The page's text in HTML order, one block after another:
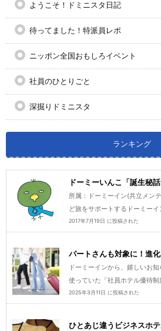
ようこそ！ドミニスタ日記
待ってました！特派員レポ
ニッポン全国おもしろイベント
社員のひとりごと
深掘りドミニスタ
ランキング
ドーミーいんこ「誕生秘
所属：ドーミーイン(共立メン
ど旅をサポートするドーミー
2017年7月19日 に投稿された
パートさんも対象に！進
ドーミーインから、嬉しいお
使っていた「社員ホテル優待
2025年3月11日 に投稿された
ひとあじ違うビジネスホ